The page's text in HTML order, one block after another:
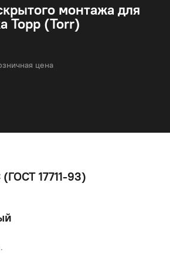
монтажа для
Торр (Torr)
цена
17711-93)